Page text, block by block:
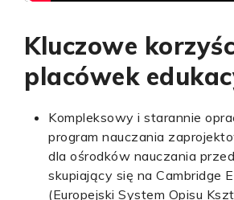
Kluczowe
placówek
Kompleksowy i starannie
program nauczania
dla ośrodków nauczania
skupiający się na Cambridge
(Europejski System Opisu